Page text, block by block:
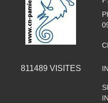
811489 VISITES